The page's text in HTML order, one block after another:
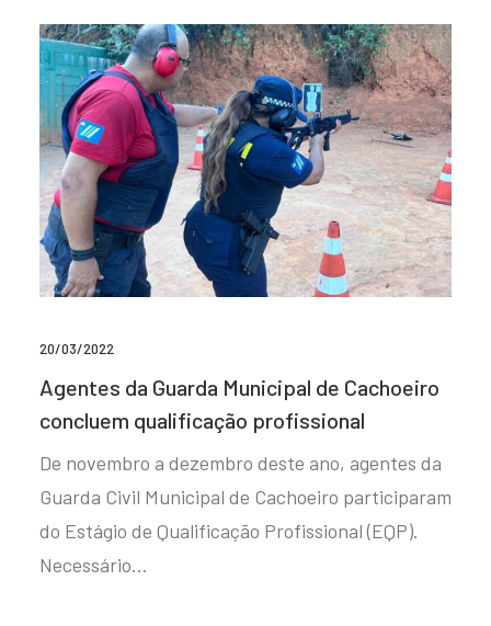
20/03/2022
Agentes da Guarda Municipal de Cachoeiro
concluem qualificação profissional
De novembro a dezembro deste ano, agentes da
Guarda Civil Municipal de Cachoeiro participaram
do Estágio de Qualificação Profissional (EQP).
Necessário…